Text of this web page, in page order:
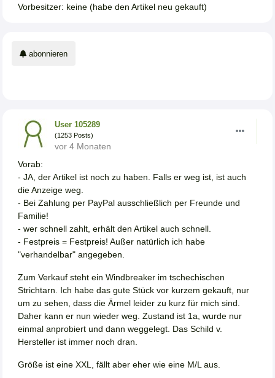
Vorbesitzer: keine (habe den Artikel neu gekauft)
abonnieren
User 105289
(1253 Posts)
vor 4 Monaten
Vorab:
- JA, der Artikel ist noch zu haben. Falls er weg ist, ist auch
die Anzeige weg.
- Bei Zahlung per PayPal ausschließlich per Freunde und
Familie!
- wer schnell zahlt, erhält den Artikel auch schnell.
- Festpreis = Festpreis! Außer natürlich ich habe
"verhandelbar" angegeben.
Zum Verkauf steht ein Windbreaker im tschechischen
Strichtarn. Ich habe das gute Stück vor kurzem gekauft, nur
um zu sehen, dass die Ärmel leider zu kurz für mich sind.
Daher kann er nun wieder weg. Zustand ist 1a, wurde nur
einmal anprobiert und dann weggelegt. Das Schild v.
Hersteller ist immer noch dran.
Größe ist eine XXL, fällt aber eher wie eine M/L aus.